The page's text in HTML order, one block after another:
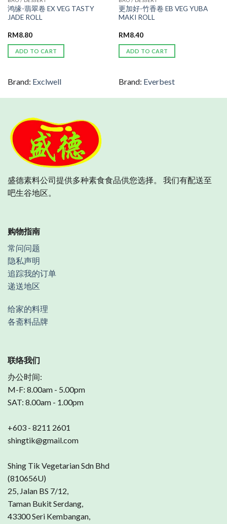
鸿缘-翡翠卷 EX VEG TASTY
JADE ROLL
RM8.80
ADD TO CART
Brand: Exclwell
更加好-竹香卷 EB VEG YUBA
MAKI ROLL
RM8.40
ADD TO CART
Brand: Everbest
盛德素料公司提供多种素食食品供您选择。 我们有配送至
吧生谷地区。
购物指南
常问问题
隐私声明
追踪我的订单
递送地区
给家的料理
各斋料品牌
联络我们
办公时间:
M-F: 8.00am - 5.00pm
SAT: 8.00am - 1.00pm
+603 - 8211 2601
shingtik@gmail.com
Shing Tik Vegetarian Sdn Bhd
(810656U)
25, Jalan BS 7/12,
Taman Bukit Serdang,
43300 Seri Kembangan,